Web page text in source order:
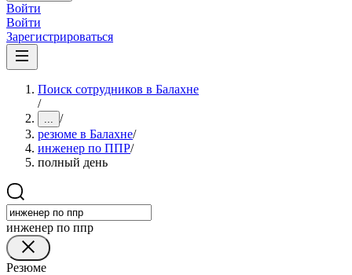
Войти
Войти
Зарегистрироваться
Поиск сотрудников в Балахне
/
... /
резюме в Балахне/
инженер по ППР/
полный день
инженер по ппр
Резюме